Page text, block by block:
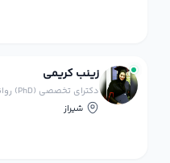
زینب کریمی
دکترای تخصصی (PhD) روانشناسی بالینی
شیراز